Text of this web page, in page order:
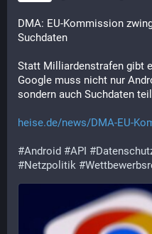
DMA: EU-Kommission
Suchdaten
Statt Milliardenstrafen gibt
Google muss nicht nur
sondern auch Suchdaten
heise.de/news/DMA-EU-
#Android #API #
#Netzpolitik #